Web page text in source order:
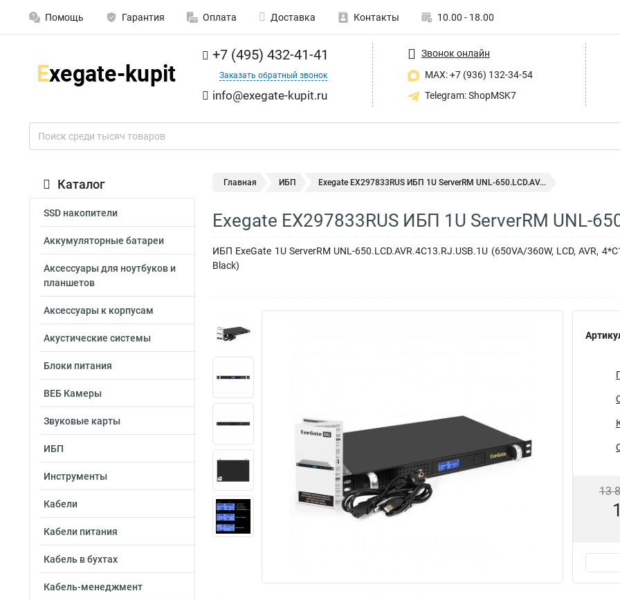
Помощь Гарантия Оплата Доставка Контакты 10.00 - 18.00
+7 (495) 432-41-41
Заказать обратный звонок
info@exegate-kupit.ru
Звонок онлайн
MAX: +7 (936) 132-34-54
Telegram: ShopMSK7
Каталог
SSD накопители
Аккумуляторные батареи
Аксессуары для ноутбуков и
планшетов
Аксессуары к корпусам
Акустические системы
Блоки питания
ВЕБ Камеры
Звуковые карты
ИБП
Инструменты
Кабели
Кабели питания
Кабель в бухтах
Кабель-менеджмент
Главная ИБП Exegate EX297833RUS ИБП 1U ServerRM UNL-650.LCD.AV...
Exegate EX297833RUS ИБП 1U ServerRM UNL-
ИБП ExeGate 1U ServerRM UNL-650.LCD.AVR.4C13.RJ.USB.1U (650VA/360W, LCD, AVR,
Black)
13